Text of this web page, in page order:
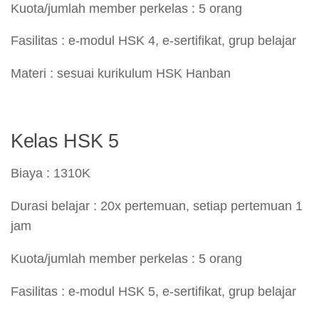
Kuota/jumlah member perkelas : 5 orang
Fasilitas : e-modul HSK 4, e-sertifikat, grup belajar
Materi : sesuai kurikulum HSK Hanban
Kelas HSK 5
Biaya : 1310K
Durasi belajar : 20x pertemuan, setiap pertemuan 1
jam
Kuota/jumlah member perkelas : 5 orang
Fasilitas : e-modul HSK 5, e-sertifikat, grup belajar